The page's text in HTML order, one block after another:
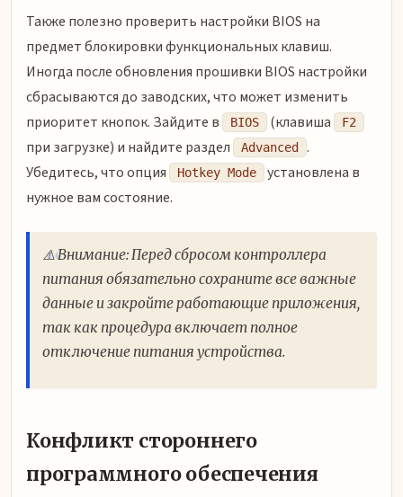
Также полезно проверить настройки BIOS на
предмет блокировки функциональных клавиш.
Иногда после обновления прошивки BIOS настройки
сбрасываются до заводских, что может изменить
приоритет кнопок. Зайдите в
BIOS (клавиша F2
при загрузке) и найдите раздел Advanced
.
Убедитесь, что опция
Hotkey Mode
установлена в
нужное вам состояние.
⚠️ Внимание: Перед сбросом контроллера
питания обязательно сохраните все важные
данные и закройте работающие приложения,
так как процедура включает полное
отключение питания устройства.
Конфликт стороннего
программного обеспечения